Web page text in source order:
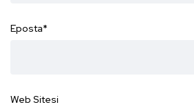
Eposta*
Web Sitesi